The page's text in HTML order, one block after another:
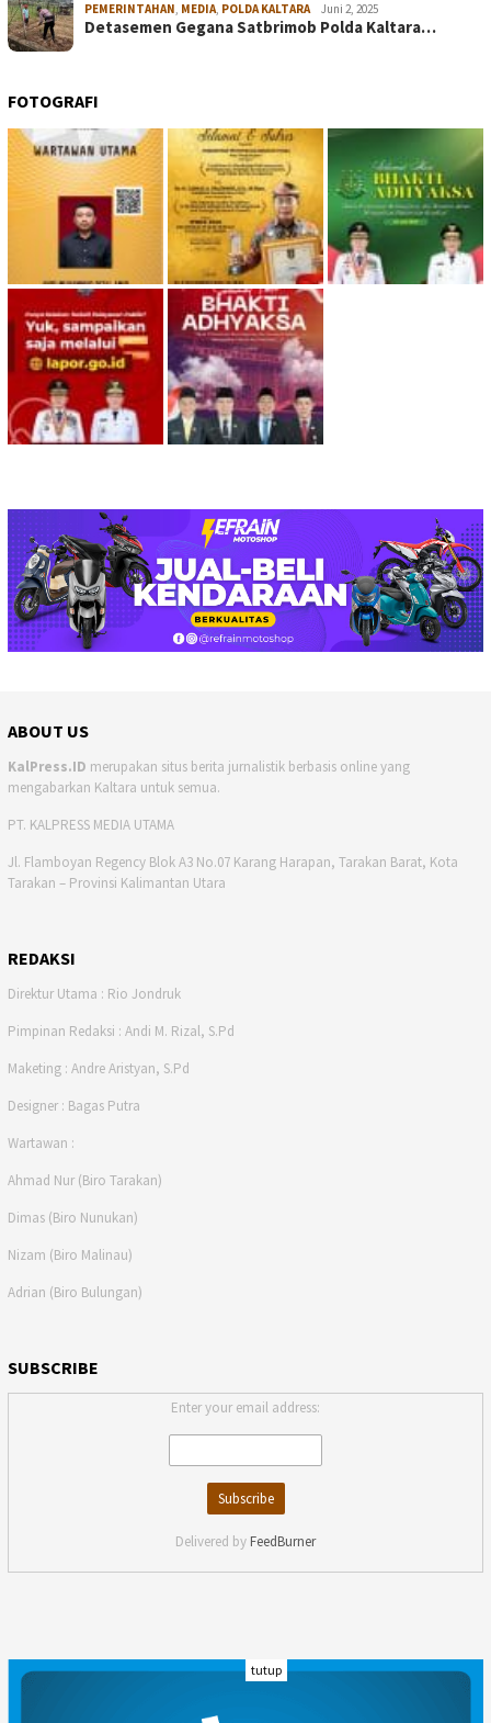
PEMERINTAHAN, MEDIA, POLDA KALTARA Juni 2, 2025
Detasemen Gegana Satbrimob Polda Kaltara…
FOTOGRAFI
ABOUT US
KalPress.ID merupakan situs berita jurnalistik berbasis online yang
mengabarkan Kaltara untuk semua.
PT. KALPRESS MEDIA UTAMA
Jl. Flamboyan Regency Blok A3 No.07 Karang Harapan, Tarakan Barat, Kota
Tarakan – Provinsi Kalimantan Utara
REDAKSI
Direktur Utama : Rio Jondruk
Pimpinan Redaksi : Andi M. Rizal, S.Pd
Maketing : Andre Aristyan, S.Pd
Designer : Bagas Putra
Wartawan :
Ahmad Nur (Biro Tarakan)
Dimas (Biro Nunukan)
Nizam (Biro Malinau)
Adrian (Biro Bulungan)
SUBSCRIBE
Enter your email address:
Delivered by FeedBurner
tutup